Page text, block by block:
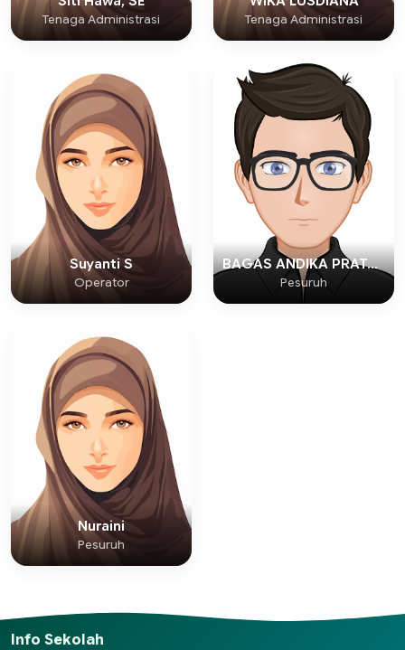
Tenaga Administrasi Tenaga Administrasi
Suyanti S
Operator
BAGAS ANDIKA PRATAMA
Pesuruh
Nuraini
Pesuruh
Info Sekolah